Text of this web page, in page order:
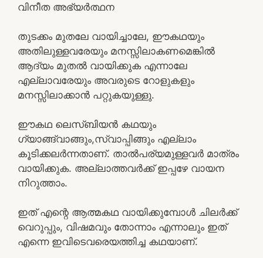
വിനീത അഭ്യര്‍ത്ഥന
തുടക്കം മുതലേ വായിച്ചാലേ, ഈകഥയും
അതിലുള്ളവരേയും മനസ്സിലാകണമെങ്കില്‍
ആദ്യം മുതല്‍ വായിക്കുക എന്നാലേ
എല്ലാവരേയും അവരുടെ റോളുകളും
മനസ്സിലാക്കാന്‍ പറ്റുകയുള്ളു.
ഈകഥ ലെസ്ബിയന്‍ കഥയും
ഗ്യാങ്ങ്വാങ്ങും,സ്വാപ്പിങ്ങും എല്ലാം
കൂടിക്കലര്‍ന്നതാണ്. താല്‍പര്യമുള്ളവര്‍ മാത്രം
വായിക്കുക. അല്ലാത്തവര്‍ക്ക് ഇപ്പഴേ വായന
നിറുത്താം.
ഇത് എന്റെ ആത്മകഥ വായിക്കുമ്പോള്‍ ചിലര്‍ക്ക്
വെറുപ്പും, വിഷമവും തോന്നാം എന്നാലും ഇത്
എന്നെ ഇവിടെവരെയത്തിച്ച കഥയാണ്.